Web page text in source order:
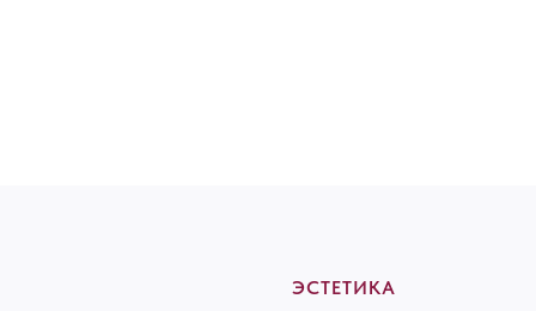
ЭСТЕТИКА